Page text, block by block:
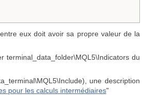
eux doit avoir sa propre valeur de la
terminal_data_folder\MQL5\Indicators du
une description
pour les calculs intermédiaires"